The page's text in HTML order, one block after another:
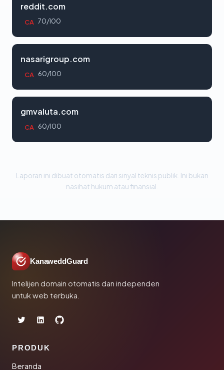
reddit.com
CA 70/100
nasarigroup.com
CA 60/100
gmvaluta.com
CA 60/100
Laporan ini dibuat otomatis dari sinyal teknis publik. Ini bukan
nasihat hukum atau finansial.
KanaweddGuard
Intelijen domain otomatis dan independen
untuk web terbuka.
PRODUK
Beranda